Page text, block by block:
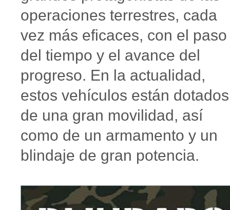
operaciones terrestres, cada
vez más eficaces, con el paso
del tiempo y el avance del
progreso. En la actualidad,
estos vehículos están dotados
de una gran movilidad, así
como de un armamento y un
blindaje de gran potencia.